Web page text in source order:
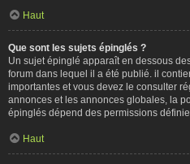
Haut
Que sont les sujets épinglés ?
Un sujet épinglé apparaît en dessous
forum dans lequel il a été publié. il
importantes et vous devez le consulter
annonces et les annonces globales, la
épinglés dépend des permissions
Haut